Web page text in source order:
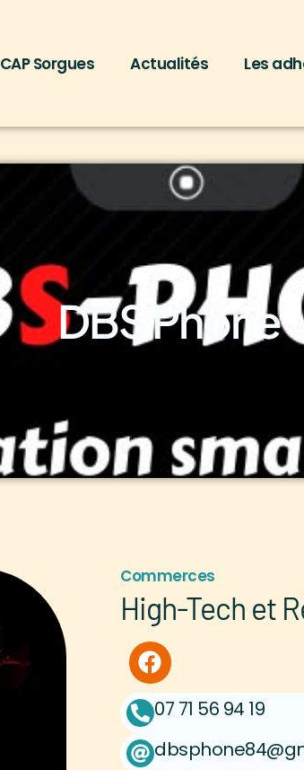
CAP Sorgues Actualités Les
DBS Phone
Commerces
High-Tech et
07 71 56 94 19